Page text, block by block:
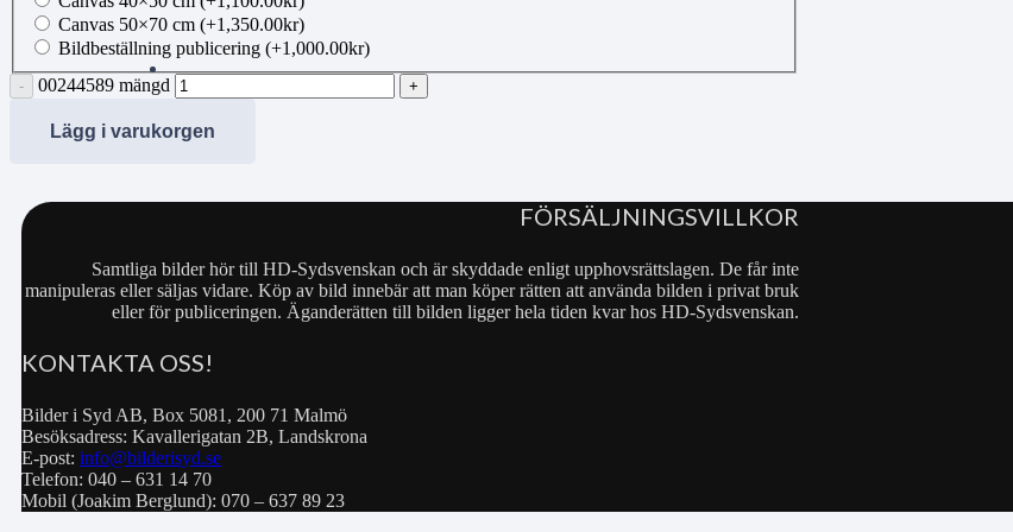
Canvas 50×70 cm (+1,350.00kr)
Bildbeställning publicering (+1,000.00kr)
00244589 mängd
Lägg i varukorgen
FÖRSÄLJNINGSVILLKOR
Samtliga bilder hör till HD-Sydsvenskan och är skyddade enligt upphovsrättslagen. De får inte
manipuleras eller säljas vidare. Köp av bild innebär att man köper rätten att använda bilden i privat bruk
eller för publiceringen. Äganderätten till bilden ligger hela tiden kvar hos HD-Sydsvenskan.
KONTAKTA OSS!
Bilder i Syd AB, Box 5081, 200 71 Malmö
Besöksadress: Kavallerigatan 2B, Landskrona
E-post: info@bilderisyd.se
Telefon: 040 – 631 14 70
Mobil (Joakim Berglund): 070 – 637 89 23